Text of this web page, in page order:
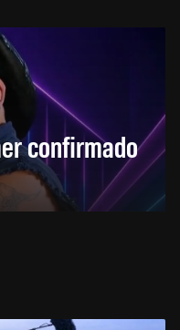
confirmado